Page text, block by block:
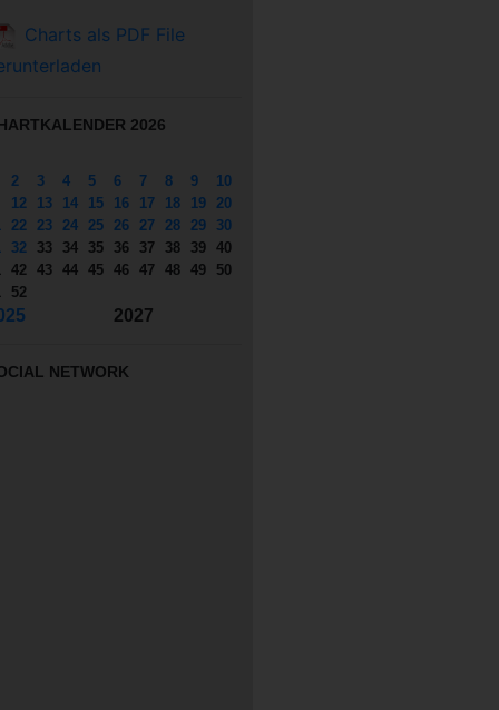
Charts als PDF File
2026
2 3 4 5 6 7 8 9
10
12 13 14 15 16 17 18 19
20
22 23 24 25 26 27 28 29
30
32 33 34 35 36 37 38 39 40
42 43 44 45 46 47 48 49
50
52
2027
NETWORK